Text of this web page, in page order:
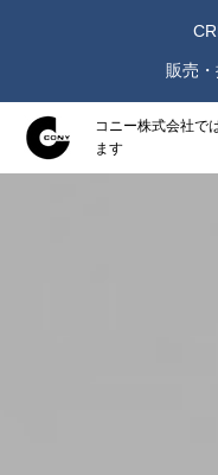
販売
コニー株式会社で
ます